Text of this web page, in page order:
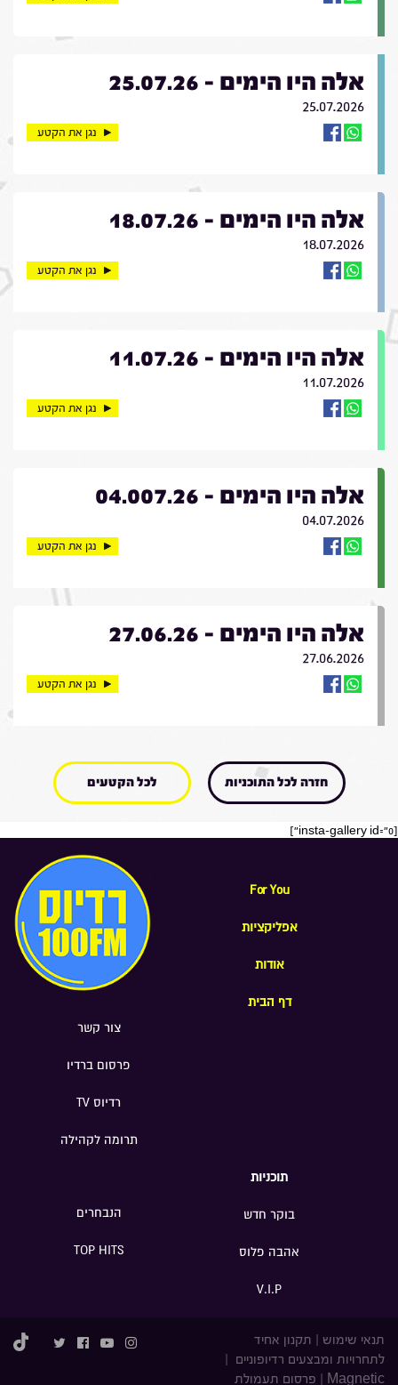
אלה היו הימים - 25.07.26
25.07.2026
נגן את הקטע
אלה היו הימים - 18.07.26
18.07.2026
נגן את הקטע
אלה היו הימים - 11.07.26
11.07.2026
נגן את הקטע
אלה היו הימים - 04.007.26
04.07.2026
נגן את הקטע
אלה היו הימים - 27.06.26
27.06.2026
נגן את הקטע
חזרה לכל התוכניות לכל הקטעים
[insta-gallery id="0"]
For You
אפליקציות
אודות
דף הבית
צור קשר
פרסום ברדיו
רדיוס TV
תרומה לקהילה
תוכניות
בוקר חדש
אהבה פלוס
V.I.P
הנבחרים
TOP HITS
תנאי שימוש
תקנון אחיד
לתחרויות ומבצעים רדיופוניים
Magnetic
פרסום תעמולת